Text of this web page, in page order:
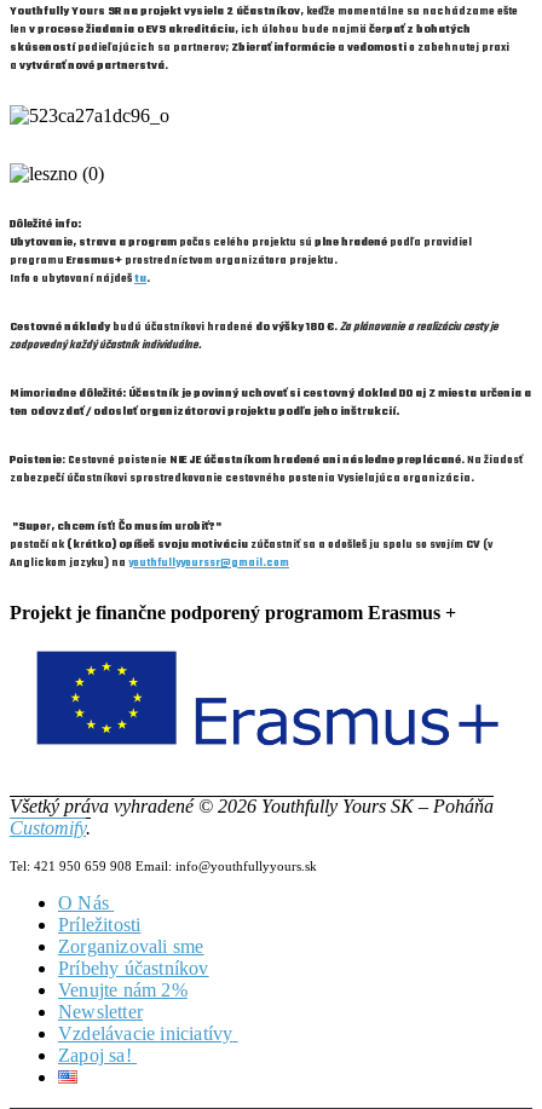
Youthfully Yours SR na projekt vysiela 2 účastníkov, keďže momentálne sa nachádzame ešte
len v procese žiadania o EVS akreditáciu, ich úlohou bude najmäčerpať z bohatých
skúsenostípodieľajúcich sa partnerov; Zbierať informácie a vedomostio zabehnutej praxi
a vytvárať nové partnerstvá.
Dôležité info:
Ubytovanie, strava a program počas celého projektu sú plne hradené podľa pravidiel
programu Erasmus+ prostredníctvom organizátora projektu.
Info o ubytovaní nájdeštu.
Cestovné nákladybudú účastníkovi hradené do výšky 180 €.Za plánovanie a realizáciu cesty je
zodpovedný každý účastník individuálne.
Mimoriadne dôležité: Účastník je povinný uchovať si cestovný doklad DO aj Z miesta určenia a
ten odovzdať / odoslať organizátorovi projektu podľa jeho inštrukcií.
Poistenie: Cestovné poistenie NIE JE účastníkom hradené ani následne preplácané. Na žiadosť
zabezpečí účastníkovi sprostredkovanie cestovného postenia Vysielajúca organizácia.
"Super, chcem ísť! Čo musím urobiť?"
postačí ak (krátko) opíšeš svoju motiváciu zúčastniť sa a odošleš ju spolu so svojím CV (v
Anglickom jazyku) na youthfullyyourssr@gmail.com
Projekt je finančne podporený programom Erasmus +
Všetký práva vyhradené © 2026 Youthfully Yours SK – Poháňa
Customify.
Tel: 421 950 659 908 Email: info@youthfullyyours.sk
O Nás
Náš Tím
Vizia & Misia
Dokumenty
Príležitosti
Zorganizovali sme
Príbehy účastníkov
Venujte nám 2%
Newsletter
Vzdelávacie iniciatívy
Zero2Hero
Zapoj sa!